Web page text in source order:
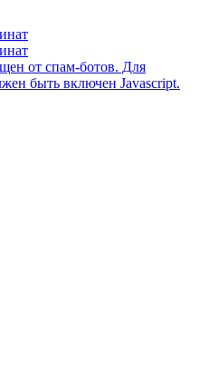
от спам-ботов. Для
быть включен Javascript.